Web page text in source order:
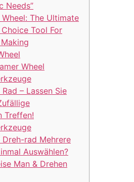
Needs”
The Ultimate
Tool For
Wheel
– Lassen Sie
Treffen!
Dreh-rad Mehrere
Auswählen?
Man & Drehen